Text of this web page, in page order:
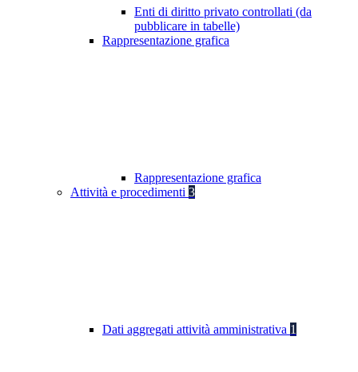
Enti di diritto privato controllati (da
pubblicare in tabelle)
Rappresentazione grafica
Rappresentazione grafica
Attività e procedimenti 3
Dati aggregati attività amministrativa 1